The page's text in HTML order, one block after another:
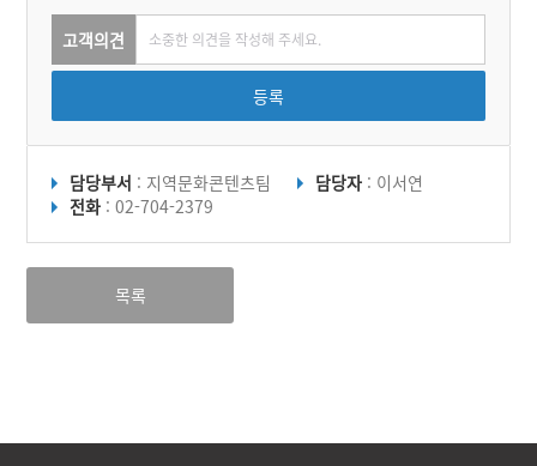
고객의견
등록
담당부서 : 지역문화콘텐츠팀 담당자 : 이서연
전화 : 02-704-2379
목록